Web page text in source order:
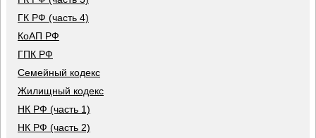
ГК РФ (часть 4)
КоАП РФ
ГПК РФ
Семейный кодекс
Жилищный кодекс
НК РФ (часть 1)
НК РФ (часть 2)